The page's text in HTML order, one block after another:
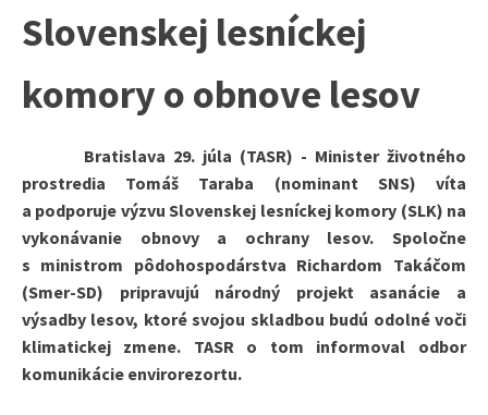
Slovenskej lesníckej
komory o obnove lesov
Bratislava 29. júla (TASR) - Minister životného
prostredia Tomáš Taraba (nominant SNS) víta
a podporuje výzvu Slovenskej lesníckej komory (SLK) na
vykonávanie obnovy a ochrany lesov. Spoločne
s ministrom pôdohospodárstva Richardom Takáčom
(Smer-SD) pripravujú národný projekt asanácie a
výsadby lesov, ktoré svojou skladbou budú odolné voči
klimatickej zmene. TASR o tom informoval odbor
komunikácie envirorezortu.